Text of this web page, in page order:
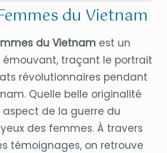
du Vietnam
du Vietnam est un
traçant le portrait
révolutionnaires pendant
Quelle belle originalité
de la guerre du
des femmes. À travers
témoignages, on retrouve